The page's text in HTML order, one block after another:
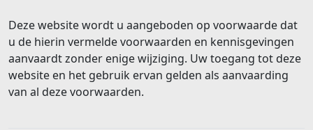
Deze website wordt u aangeboden op voorwaarde dat
u de hierin vermelde voorwaarden en kennisgevingen
aanvaardt zonder enige wijziging. Uw toegang tot deze
website en het gebruik ervan gelden als aanvaarding
van al deze voorwaarden.